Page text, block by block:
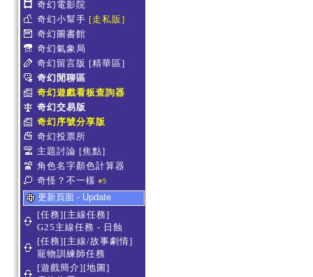
奇幻電影院
奇幻小幫手 [走私販]
奇幻圖書館
奇幻氣象局
奇幻留言版 [精華區]
奇幻閒聊區
奇幻遊戲看板查詢器
奇幻交易版
奇幻序號分享版
奇幻投票所
主題討論 [焦點]
角色名字顏色計算器
奇怪？不一樣 #5
更新頁面 - Update
[任務][主線任務]
G25主線任務 - 日蝕
[任務][主線/故事劇情]
寵物訓練師任務
[遊戲簡介][地圖]